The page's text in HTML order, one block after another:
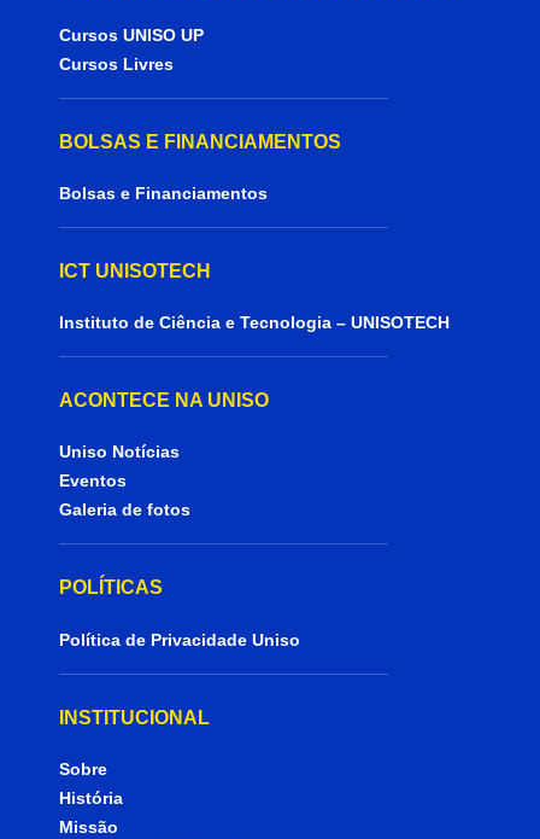
Cursos UNISO UP
Cursos Livres
BOLSAS E FINANCIAMENTOS
Bolsas e Financiamentos
ICT UNISOTECH
Instituto de Ciência e Tecnologia – UNISOTECH
ACONTECE NA UNISO
Uniso Notícias
Eventos
Galeria de fotos
POLÍTICAS
Política de Privacidade Uniso
INSTITUCIONAL
Sobre
História
Missão